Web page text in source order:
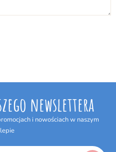
newslettera
i nowościach w naszym